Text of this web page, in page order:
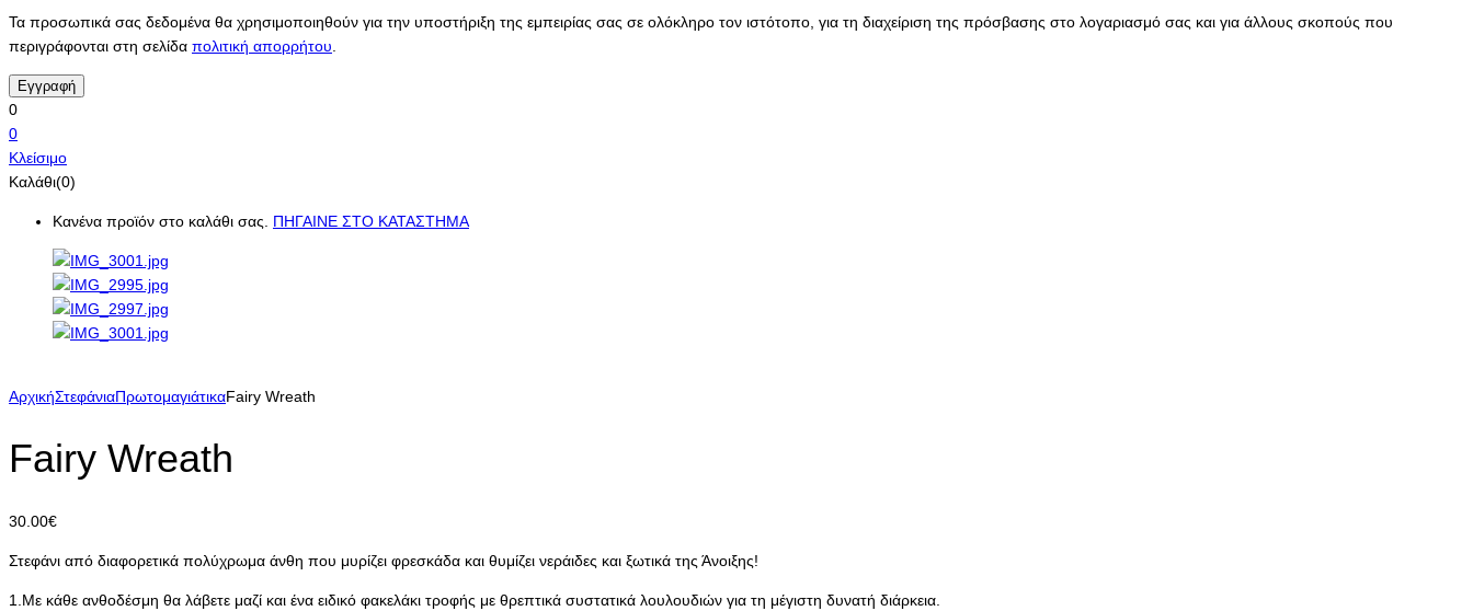
Τα προσωπικά σας δεδομένα θα χρησιμοποιηθούν για την υποστήριξη της εμπειρίας σας σε ολόκληρο τον ιστότοπο, για τη διαχείριση της πρόσβασης στο λογαριασμό σας και για άλλους σκοπούς που
περιγράφονται στη σελίδα πολιτική απορρήτου
0
0
Κλείσιμο
Καλάθι(0)
Κανένα προϊόν στο καλάθι σας. ΠΗΓΑΙΝΕ ΣΤΟ ΚΑΤΑΣΤΗΜΑ
ΑρχικήΣτεφάνιαΠρωτομαγιάτικαFairy Wreath
Fairy Wreath
30.00€
Στεφάνι από διαφορετικά πολύχρωμα άνθη που μυρίζει φρεσκάδα και θυμίζει νεράιδες και ξωτικά της Άνοιξης!
1.Με κάθε ανθοδέσμη θα λάβετε μαζί και ένα ειδικό φακελάκι τροφής με θρεπτικά συστατικά λουλουδιών για τη μέγιστη δυνατή διάρκεια.